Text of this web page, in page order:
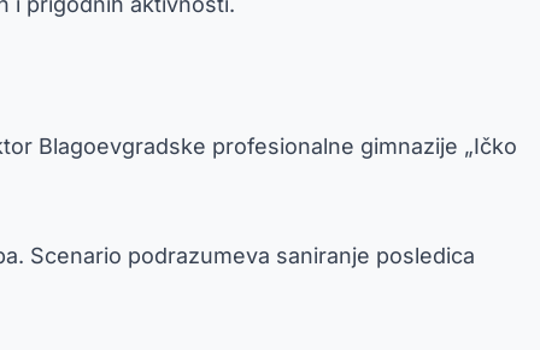
Blagoevgradske profesionalne gimnazije „Ičko
Scenario podrazumeva saniranje posledica